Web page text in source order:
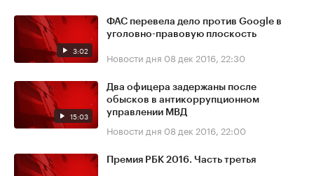
3:02
ФАС перевела дело против Google в
уголовно-правовую плоскость
Новости дня 08 дек 2016, 22:30
15:03
Два офицера задержаны после
обысков в антикоррупционном
управлении МВД
Новости дня 08 дек 2016, 22:00
Премия РБК 2016. Часть третья